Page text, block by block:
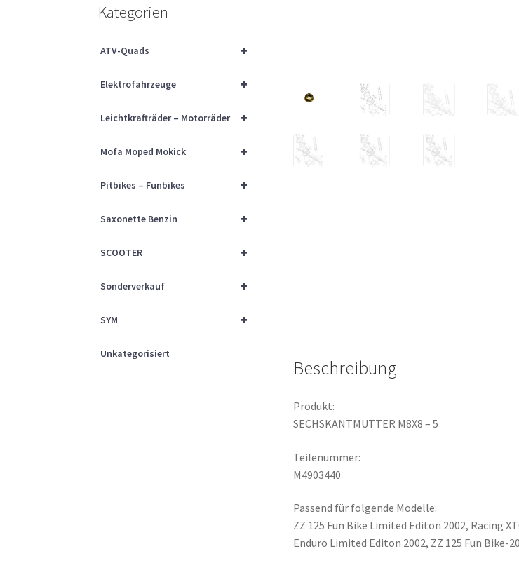
Beschreibung
Produkt:
SECHSKANTMUTTER M8X8 – 5
Teilenummer:
M4903440
Passend für folgende Modelle:
ZZ 125 Fun Bike Limited Editon 2002, Racing
Enduro Limited Editon 2002, ZZ 125 Fun Bike-
Kategorien
+
ATV-Quads
+
Elektrofahrzeuge
+
Leichtkrafträder – Motorräder
+
Mofa Moped Mokick
+
Pitbikes – Funbikes
+
Saxonette Benzin
+
SCOOTER
+
Sonderverkauf
+
SYM
Unkategorisiert